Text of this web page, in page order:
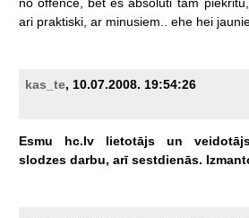
ari praktiski, ar minusiem.. ehe hei
kas_te, 10.07.2008. 19:54:26
Esmu hc.lv lietotājs un
slodzes darbu, arī sestdienās.